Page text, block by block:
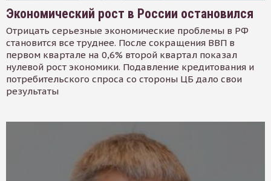
Экономический рост в России остановился
Отрицать серьезные экономические проблемы в РФ
становится все труднее. После сокращения ВВП в
первом квартале на 0,6% второй квартал показал
нулевой рост экономики. Подавление кредитования и
потребительского спроса со стороны ЦБ дало свои
результаты